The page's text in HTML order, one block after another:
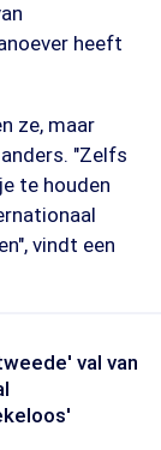
heeft
ze, maar
"Zelfs
te houden
vindt een
val van